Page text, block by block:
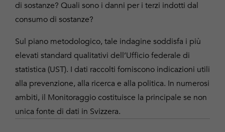
di sostanze? Quali sono i danni per i terzi indotti dal
consumo di sostanze?
Sul piano metodologico, tale indagine soddisfa i più
elevati standard qualitativi dell’Ufficio federale di
statistica (UST). I dati raccolti forniscono indicazioni utili
alla prevenzione, alla ricerca e alla politica. In numerosi
ambiti, il Monitoraggio costituisce la principale se non
unica fonte di dati in Svizzera.